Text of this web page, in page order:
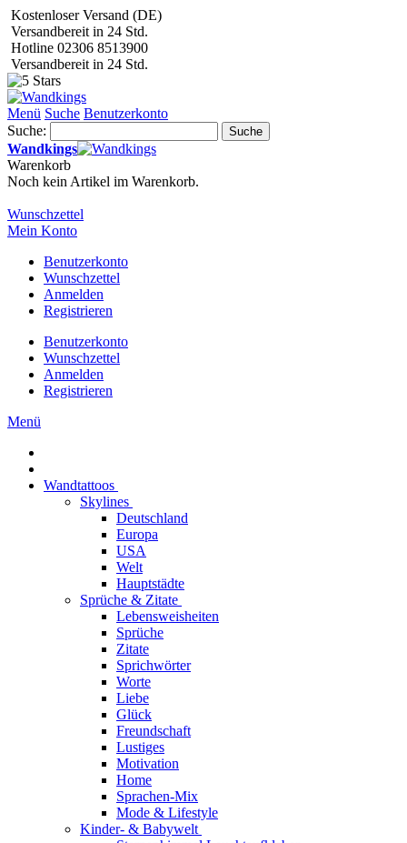
Kostenloser Versand (DE)
Versandbereit in 24 Std.
Hotline 02306 8513900
Versandbereit in 24 Std.
Menü Suche Benutzerkonto
Suche:
Suche
Wandkings
Warenkorb
Noch kein Artikel im Warenkorb.
Wunschzettel
Mein Konto
Benutzerkonto
Wunschzettel
Anmelden
Registrieren
Benutzerkonto
Wunschzettel
Anmelden
Registrieren
Menü
Wandtattoos
Skylines
Deutschland
Europa
USA
Welt
Hauptstädte
Sprüche & Zitate
Lebensweisheiten
Sprüche
Zitate
Sprichwörter
Worte
Liebe
Glück
Freundschaft
Lustiges
Motivation
Home
Sprachen-Mix
Mode & Lifestyle
Kinder- & Babywelt